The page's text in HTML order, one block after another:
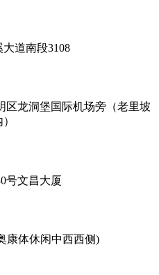
道南段3108
区龙洞堡国际机场旁（老里坡
号文昌大厦
康体休闲中西西侧)